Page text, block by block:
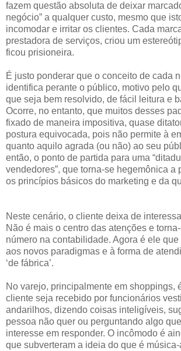
fazem questão absoluta de deixar
negócio” a qualquer custo, mesmo que
incomodar e irritar os clientes. Cada
prestadora de serviços, criou um
ficou prisioneira.
É justo ponderar que o conceito de cada
identifica perante o público, motivo pelo
que seja bem resolvido, de fácil leitura e
Ocorre, no entanto, que muitos desses
fixado de maneira impositiva, quase
postura equivocada, pois não permite à
quanto aquilo agrada (ou não) ao seu
então, o ponto de partida para uma
vendedores”, que torna-se hegemônica a
os princípios básicos do marketing e da
Neste cenário, o cliente deixa de
Não é mais o centro das atenções e
número na contabilidade. Agora é ele
aos novos paradigmas e à forma de
‘de fábrica’.
No varejo, principalmente em shoppings,
cliente seja recebido por funcionários
andarilhos, dizendo coisas inteligíveis,
pessoa não quer ou perguntando algo
interesse em responder. O incômodo é
que subverteram a ideia do que é